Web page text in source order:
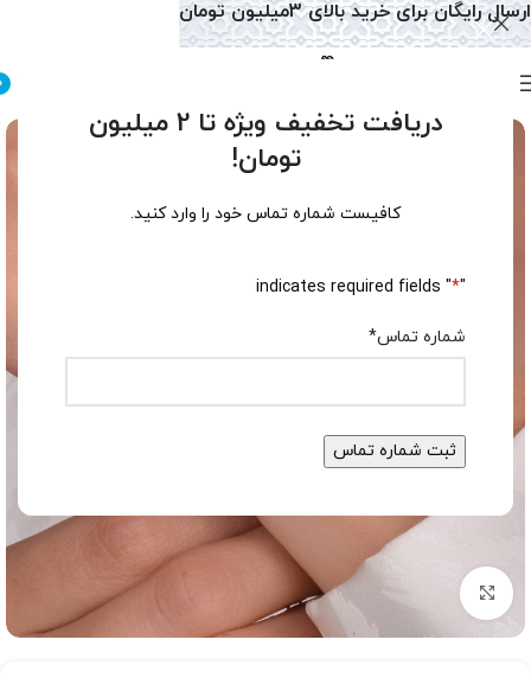
دریافت تخفیف ویژه تا 2 میلیون
تومان!
کافیست شماره تماس خود را وارد کنید.
"
*
" indicates required fields
شماره تماس*
برای بزرگنمایی کلیک کنید
ارسال رایگان برای خرید بالای 3میلیون تومان